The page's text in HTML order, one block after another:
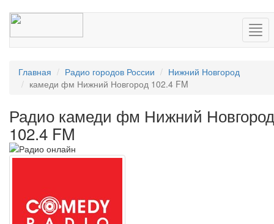
Главная Радио городов России
Нижний Новгород
камеди фм Нижний Новгород 102.4 FM
Радио камеди фм Нижний Новгород
102.4 FM